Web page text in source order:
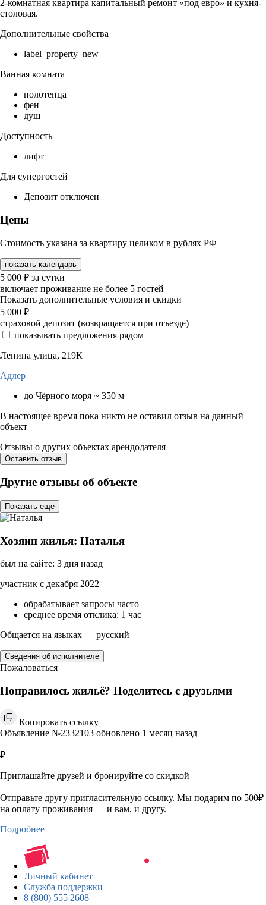
2-комнатная квартира капитальный ремонт «под евро» и кухня-
столовая.
Дополнительные свойства
label_property_new
Ванная комната
полотенца
фен
душ
Доступность
лифт
Для супергостей
Депозит отключен
Цены
Стоимость указана за квартиру целиком в рублях РФ
показать календарь
5 000 ₽ за сутки
включает проживание не более 5 гостей
Показать дополнительные условия и скидки
5 000 ₽
страховой депозит (возвращается при отъезде)
показывать предложения рядом
Ленина улица, 219К
Адлер
до Чёрного моря ~ 350 м
В настоящее время пока никто не оставил отзыв на данный
объект
Отзывы о других объектах арендодателя
Оставить отзыв
Другие отзывы об объекте
Показать ещё
Хозяин жилья: Наталья
был на сайте: 3 дня назад
участник с декабря 2022
обрабатывает запросы часто
среднее время отклика: 1 час
Общается на языках — русский
Сведения об исполнителе
Пожаловаться
Понравилось жильё? Поделитесь с друзьями
Копировать ссылку
Объявление №2332103 обновлено 1 месяц назад
₽
Приглашайте друзей и бронируйте со скидкой
Отправьте другу пригласительную ссылку. Мы подарим по 500₽
на оплату проживания — и вам, и другу.
Подробнее
Личный кабинет
Служба поддержки
8 (800) 555 2608